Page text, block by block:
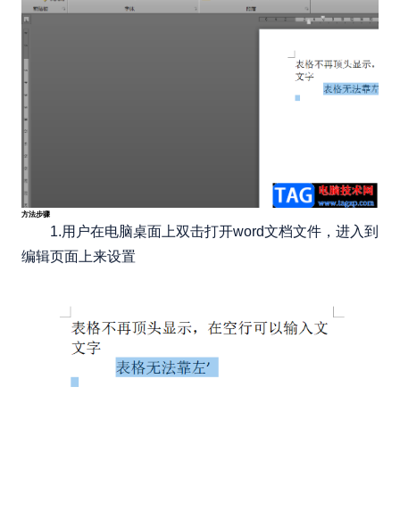
方法步骤
1.用户在电脑桌面上双击打开word文档文件，进入到
编辑页面上来设置